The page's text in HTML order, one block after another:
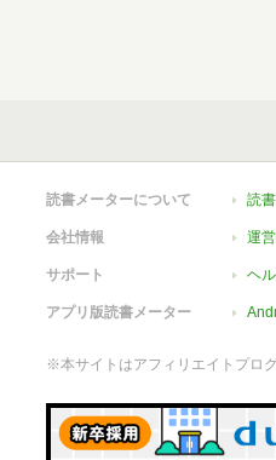
読書メーターについて 読
会社情報 運
サポート ヘ
アプリ版読書メーター
※本サイトはアフィリエイトプロ